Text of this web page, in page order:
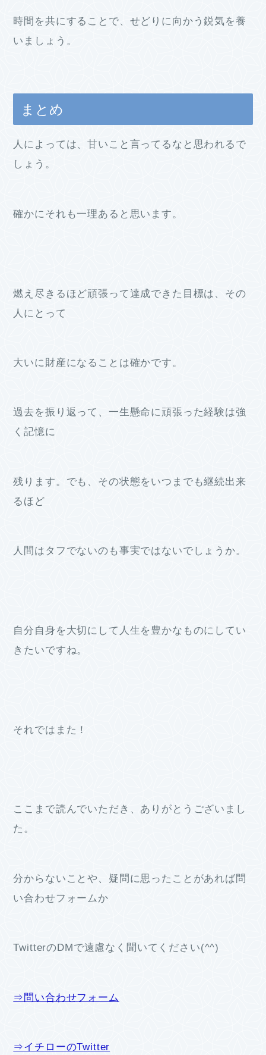
時間を共にすることで、せどりに向かう鋭気を養
いましょう。
まとめ
人によっては、甘いこと言ってるなと思われるで
しょう。
確かにそれも一理あると思います。
燃え尽きるほど頑張って達成できた目標は、その
人にとって
大いに財産になることは確かです。
過去を振り返って、一生懸命に頑張った経験は強
く記憶に
残ります。でも、その状態をいつまでも継続出来
るほど
人間はタフでないのも事実ではないでしょうか。
自分自身を大切にして人生を豊かなものにしてい
きたいですね。
それではまた！
ここまで読んでいただき、ありがとうございまし
た。
分からないことや、疑問に思ったことがあれば問
い合わせフォームか
TwitterのDMで遠慮なく聞いてください(^^)
⇒問い合わせフォーム
⇒イチローのTwitter